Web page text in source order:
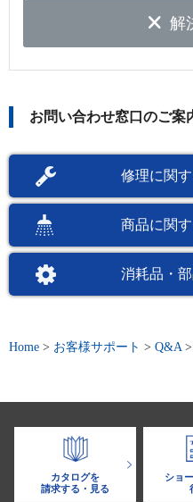
解
お問い合わせ窓口のご案
修理に関
商品に関
消耗品・
Home > お客様サポート > Q&A >
カタログを
請求する・見る
ショ